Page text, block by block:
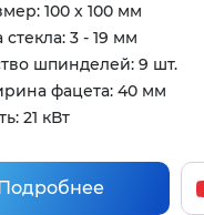
100 х 100 мм
3 - 19 мм
шпинделей: 9 шт.
фацета: 40 мм
21 кВт